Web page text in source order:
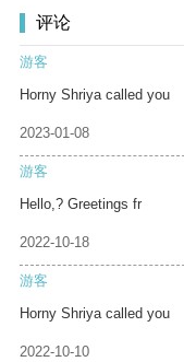
评论
游客
Horny Shriya called you
2023-01-08
游客
Hello,? Greetings fr
2022-10-18
游客
Horny Shriya called you
2022-10-10